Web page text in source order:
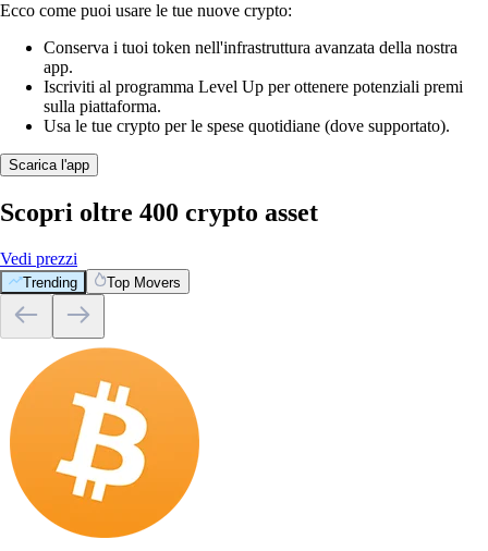
Ecco come puoi usare le tue nuove crypto:
Conserva i tuoi token nell'infrastruttura avanzata della nostra
app.
Iscriviti al programma Level Up per ottenere potenziali premi
sulla piattaforma.
Usa le tue crypto per le spese quotidiane (dove supportato).
Scarica l'app
Scopri oltre 400 crypto asset
Vedi prezzi
Trending Top Movers